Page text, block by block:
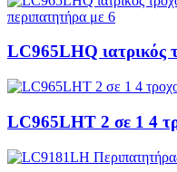
LC965LHQ ιατρικός
LC965LHT 2 σε 1 4